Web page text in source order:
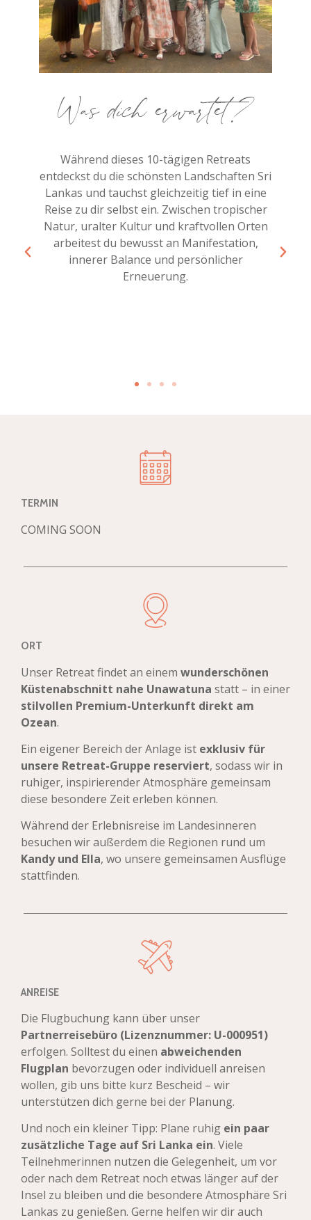
Was dich erwartet?
Während dieses 10-tägigen Retreats
entdeckst du die schönsten Landschaften Sri
Lankas und tauchst gleichzeitig tief in eine
Reise zu dir selbst ein. Zwischen tropischer
Natur, uralter Kultur und kraftvollen Orten
arbeitest du bewusst an Manifestation,
innerer Balance und persönlicher
Erneuerung.
TERMIN
COMING SOON
ORT
Unser Retreat findet an einem wunderschönen
Küstenabschnitt nahe Unawatuna statt – in einer
stilvollen Premium-Unterkunft direkt am
Ozean.
Ein eigener Bereich der Anlage ist exklusiv für
unsere Retreat-Gruppe reserviert, sodass wir in
ruhiger, inspirierender Atmosphäre gemeinsam
diese besondere Zeit erleben können.
Während der Erlebnisreise im Landesinneren
besuchen wir außerdem die Regionen rund um
Kandy und Ella, wo unsere gemeinsamen Ausflüge
stattfinden.
ANREISE
Die Flugbuchung kann über unser
Partnerreisebüro (Lizenznummer: U-000951)
erfolgen. Solltest du einen abweichenden
Flugplan bevorzugen oder individuell anreisen
wollen, gib uns bitte kurz Bescheid – wir
unterstützen dich gerne bei der Planung.
Und noch ein kleiner Tipp: Plane ruhig ein paar
zusätzliche Tage auf Sri Lanka ein. Viele
Teilnehmerinnen nutzen die Gelegenheit, um vor
oder nach dem Retreat noch etwas länger auf der
Insel zu bleiben und die besondere Atmosphäre Sri
Lankas zu genießen. Gerne helfen wir dir auch